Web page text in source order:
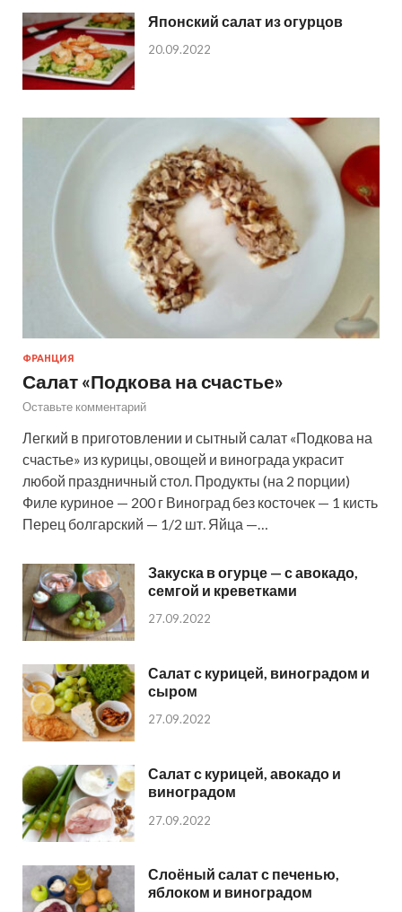
Японский салат из огурцов
20.09.2022
ФРАНЦИЯ
Салат «Подкова на счастье»
Оставьте комментарий
Легкий в приготовлении и сытный салат «Подкова на
счастье» из курицы, овощей и винограда украсит
любой праздничный стол. Продукты (на 2 порции)
Филе куриное — 200 г Виноград без косточек — 1 кисть
Перец болгарский — 1/2 шт. Яйца —…
Закуска в огурце — с авокадо,
семгой и креветками
27.09.2022
Салат с курицей, виноградом и
сыром
27.09.2022
Салат с курицей, авокадо и
виноградом
27.09.2022
Слоёный салат с печенью,
яблоком и виноградом